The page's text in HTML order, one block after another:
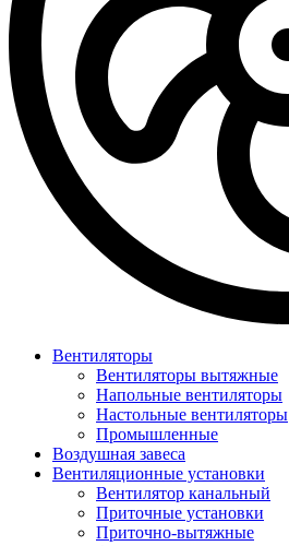
Вентиляторы
Вентиляторы вытяжные
Напольные вентиляторы
Настольные вентиляторы
Промышленные
Воздушная завеса
Вентиляционные установки
Вентилятор канальный
Приточные установки
Приточно-вытяжные